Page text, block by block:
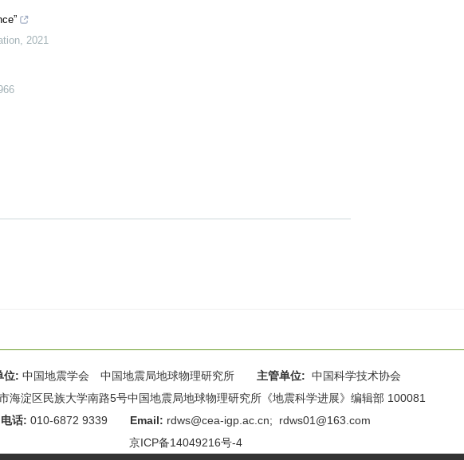
, 2021
位: 中国地震学会 中国地震局地球物理研究所 主管单位: 中国科学技术协会
海淀区民族大学南路5号中国地震局地球物理研究所《地震科学进展》编辑部 100081
电话: 010-6872 9339 Email: rdws@cea-igp.ac.cn; rdws01@163.com
京ICP备14049216号-4